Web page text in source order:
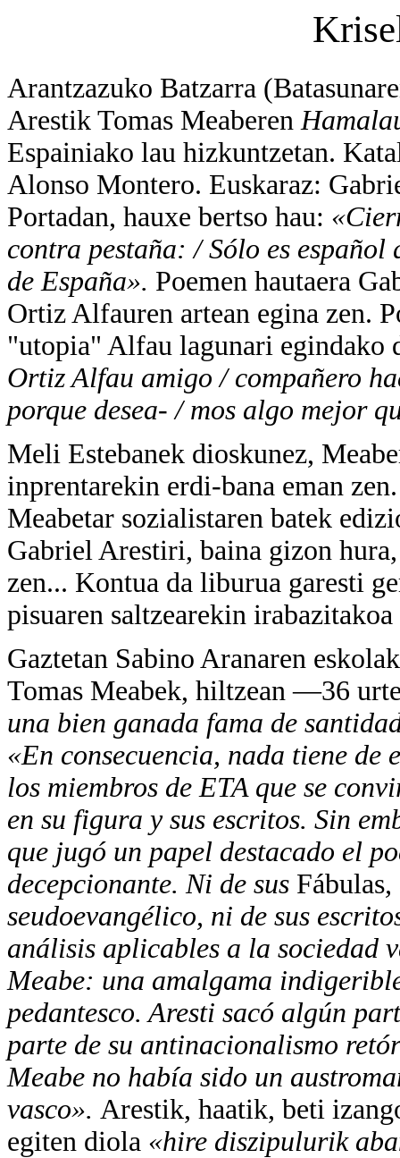
Arantzazuko Batzarra
Arestik Tomas Meaberen
Espainiako lau hizkuntzetan.
Alonso Montero. Euskaraz:
Portadan, hauxe bertso hau:
contra pestaña: / Sólo es
de España». Poemen hautaera
Ortiz Alfauren artean egina zen.
"utopia" Alfau lagunari
Ortiz Alfau amigo / compañero
porque desea- / mos algo mejor
Meli Estebanek dioskunez,
inprentarekin erdi-bana eman
Meabetar sozialistaren batek
Gabriel Arestiri, baina gizon hura,
zen... Kontua da liburua garesti
pisuaren saltzearekin
Gaztetan Sabino Aranaren
Tomas Meabek, hiltzean —36
una bien ganada fama de
«En consecuencia, nada tiene de
los miembros de ETA que se
en su figura y sus escritos. Sin
que jugó un papel destacado el
decepcionante. Ni de sus Fábulas,
seudoevangélico, ni de sus
análisis aplicables a la sociedad
Meabe: una amalgama
pedantesco. Aresti sacó algún
parte de su antinacionalismo
Meabe no había sido un
vasco». Arestik, haatik, beti
egiten diola «hire diszipulurik